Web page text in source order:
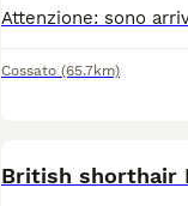
Cossato (65.7km)
British shorthair